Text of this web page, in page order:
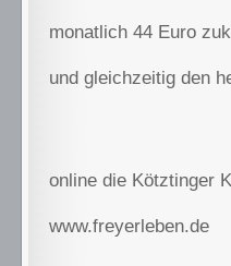
monatlich 44 Euro
und gleichzeitig den
online die Kötztinger
www.freyerleben.de